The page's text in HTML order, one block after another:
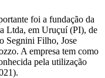
foi a fundação da
Ltda, em Uruçuí (PI), de
Segnini Filho, Jose
A empresa tem como
pela utilização